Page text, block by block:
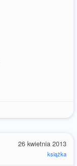
26 kwietnia 2013
książka